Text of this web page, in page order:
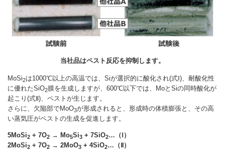
当社品はペスト反応を抑制します。
MoSi2は1000℃以上の高温では、Siが選択的に酸化され(式Ⅰ)、耐酸化性
に優れたSiO2膜を生成しますが、600℃以下では、MoとSiの同時酸化が
起こり(式Ⅱ)、ペストが生じます。
さらに、欠陥部でMoO3が形成されると、形成時の体積膨張と、その高
い蒸気圧がペストの生成を促進します。
5MoSi2 + 7O2 → Mo5Si3 + 7SiO2…（Ⅰ）
2MoSi2 + 7O2 → 2MoO3 + 4SiO2…（Ⅱ）